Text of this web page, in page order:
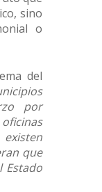
sino
o
del
por
que
Estado